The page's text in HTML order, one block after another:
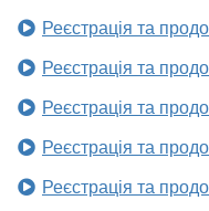
Реєстрація та
Реєстрація та
Реєстрація та
Реєстрація та
Реєстрація та